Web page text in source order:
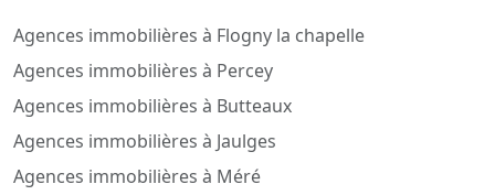
Agences immobilières à Flogny la chapelle
Agences immobilières à Percey
Agences immobilières à Butteaux
Agences immobilières à Jaulges
Agences immobilières à Méré